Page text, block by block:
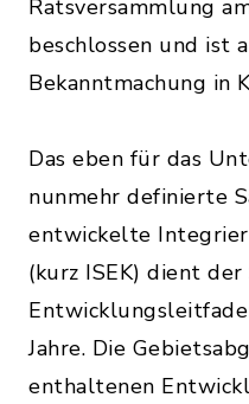
Ratsversammlung
beschlossen und ist
Bekanntmachung in
Das eben für das
nunmehr definierte
entwickelte
(kurz ISEK) dient
Jahre. Die
enthaltenen